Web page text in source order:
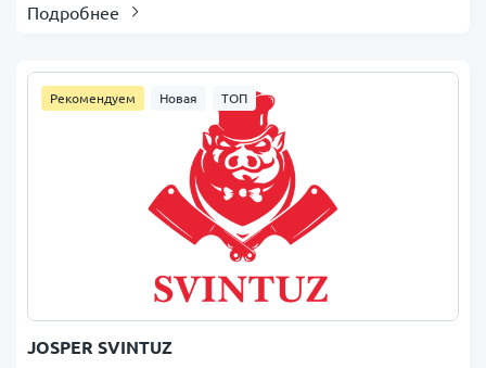
Подробнее
Рекомендуем Новая ТОП
JOSPER SVINTUZ